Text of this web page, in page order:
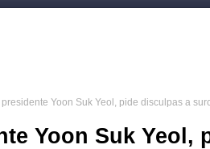
presidente Yoon Suk Yeol, pide disculpas a
Yoon Suk Yeol,